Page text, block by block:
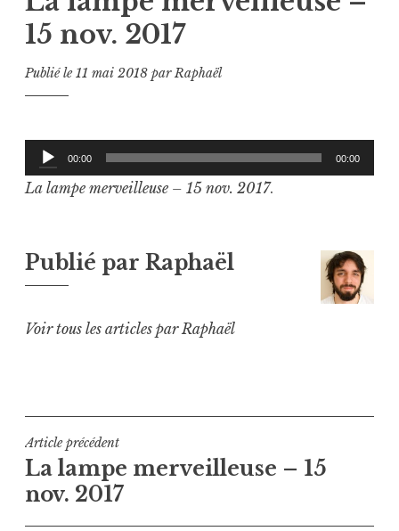
15 nov. 2017
Publié le11 mai 2018 parRaphaël
Lecteur
audio
00:00 00:00
La lampe merveilleuse – 15 nov. 2017.
Publié par Raphaël
Voir tous les articles par Raphaël
Navigation
de
l’article
Article précédent
La lampe merveilleuse – 15
nov. 2017